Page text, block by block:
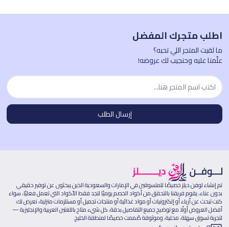
اطلب متجرك المفضل
ما لقيت المتجر اللي تحبه؟
علّمنا عليه وحنجيب لك عروضه!
تم إنشاء لوفن ديلز خصيصًا للمتسوقين في الإمارات والسعودية الذين يبحثون عن توفير حقيقي
بدون عناء، يقوم فريقنا بالتحقق من أكواد الخصم يوميًا لتجد فقط الأكواد التي تعمل فعليًا، سواء
كنت تبحث عن أزياء أو إلكترونيات أو مواد غذائية أو منتجات تجميل أو مستلزمات منزلية، نعرض لك
أفضل العروض أولًا مع توضيح جميع التفاصيل بدقة، كل شيء متاح باللغتين العربية والإنجليزية —
لتجربة تسوق سهلة، محلية، وموثوقة صُممت خصيصًا لمنطقة الخليج.